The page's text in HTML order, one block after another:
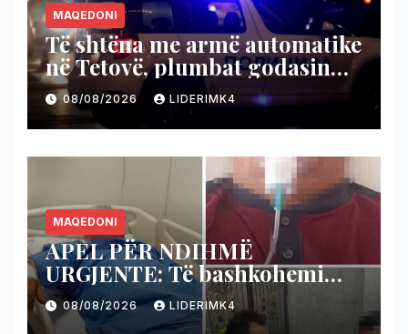
MAQEDONI
Të shtëna me armë automatike
në Tetovë, plumbat godasin
shtëpinë dhe veturën e një 48-
vjeçari
08/08/2026 LIDERIMK4
MAQEDONI
APEL PËR NDIHMË
URGJENTE: Të bashkohemi
për shpëtimin e veteranit
kumanovar të dy luftërave
08/08/2026 LIDERIMK4